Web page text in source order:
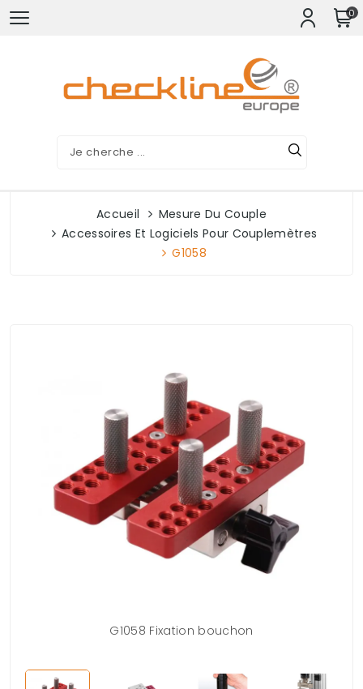
0
Accueil
Mesure Du Couple
Accessoires Et Logiciels Pour Couplemètres
G1058
G1058 Fixation bouchon